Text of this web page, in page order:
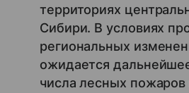
территориях
Сибири. В условиях
региональных
ожидается
числа лесных